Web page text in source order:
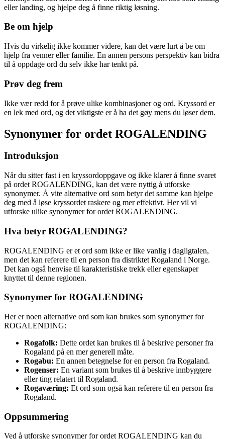
eller landing, og hjelpe deg å finne riktig løsning.
Be om hjelp
Hvis du virkelig ikke kommer videre, kan det være lurt å be om
hjelp fra venner eller familie. En annen persons perspektiv kan bidra
til å oppdage ord du selv ikke har tenkt på.
Prøv deg frem
Ikke vær redd for å prøve ulike kombinasjoner og ord. Kryssord er
en lek med ord, og det viktigste er å ha det gøy mens du løser dem.
Synonymer for ordet ROGALENDING
Introduksjon
Når du sitter fast i en kryssordoppgave og ikke klarer å finne svaret
på ordet ROGALENDING, kan det være nyttig å utforske
synonymer. Å vite alternative ord som betyr det samme kan hjelpe
deg med å løse kryssordet raskere og mer effektivt. Her vil vi
utforske ulike synonymer for ordet ROGALENDING.
Hva betyr ROGALENDING?
ROGALENDING er et ord som ikke er like vanlig i dagligtalen,
men det kan referere til en person fra distriktet Rogaland i Norge.
Det kan også henvise til karakteristiske trekk eller egenskaper
knyttet til denne regionen.
Synonymer for ROGALENDING
Her er noen alternative ord som kan brukes som synonymer for
ROGALENDING:
Rogafolk: Dette ordet kan brukes til å beskrive personer fra
Rogaland på en mer generell måte.
Rogabu: En annen betegnelse for en person fra Rogaland.
Rogenser: En variant som brukes til å beskrive innbyggere
eller ting relatert til Rogaland.
Rogaværing: Et ord som også kan referere til en person fra
Rogaland.
Oppsummering
Ved å utforske synonymer for ordet ROGALENDING kan du